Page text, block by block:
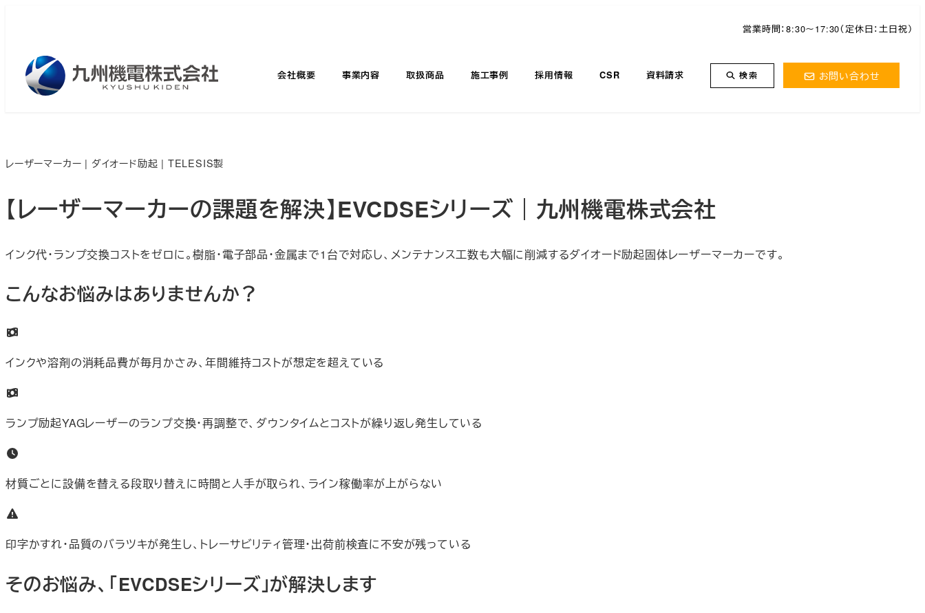
へ
動
営業時間：8:30～17:30（定休日：土日祝）
会社概要 事業内容 取扱商品 施工事例 採用情報 CSR 資料請求 検索 お問い合わせ
レーザーマーカー | ダイオード励起 | TELESIS製
【レーザーマーカーの課題を解決】EVCDSEシリーズ｜九州機電株式会社
インク代・ランプ交換コストをゼロに。樹脂・電子部品・金属まで1台で対応し、メンテナンス工数も大幅に削減するダイオード励起固体レーザーマーカーです。
こんなお悩みはありませんか？
インクや溶剤の消耗品費が毎月かさみ、年間維持コストが想定を超えている
ランプ励起YAGレーザーのランプ交換・再調整で、ダウンタイムとコストが繰り返し発生している
材質ごとに設備を替える段取り替えに時間と人手が取られ、ライン稼働率が上がらない
印字かすれ・品質のバラツキが発生し、トレーサビリティ管理・出荷前検査に不安が残っている
そのお悩み、「EVCDSEシリーズ」が解決します